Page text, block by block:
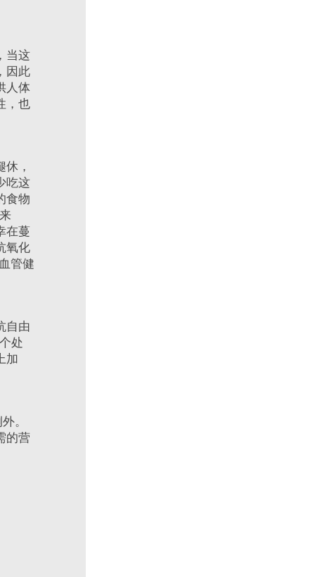
当这
因此
人体
，也
，
吃这
食物
在蔓
氧化
管健
自由
处
加
。
的营